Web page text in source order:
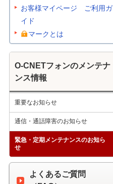
お客様マイページ ご利用ガ
イド
マークとは
O-CNETフォンのメンテナ
ンス情報
重要なお知らせ
通信・通話障害のお知らせ
緊急・定期メンテナンスのお知ら
せ
よくあるご質問